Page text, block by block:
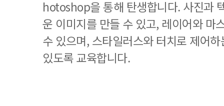
hotoshop을 통해 탄생합니다. 사진과
운 이미지를 만들 수 있고, 레이어와 마
수 있으며, 스타일러스와 터치로 제어
있도록 교육합니다.